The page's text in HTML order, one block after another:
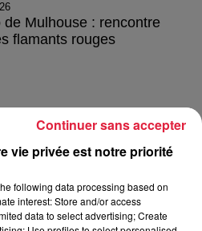
de Mulhouse : rencontre
flamants rouges
vie privée est notre priorité
following data processing based on
interest: Store and/or access
data to select advertising; Create
Continuer sans accepter